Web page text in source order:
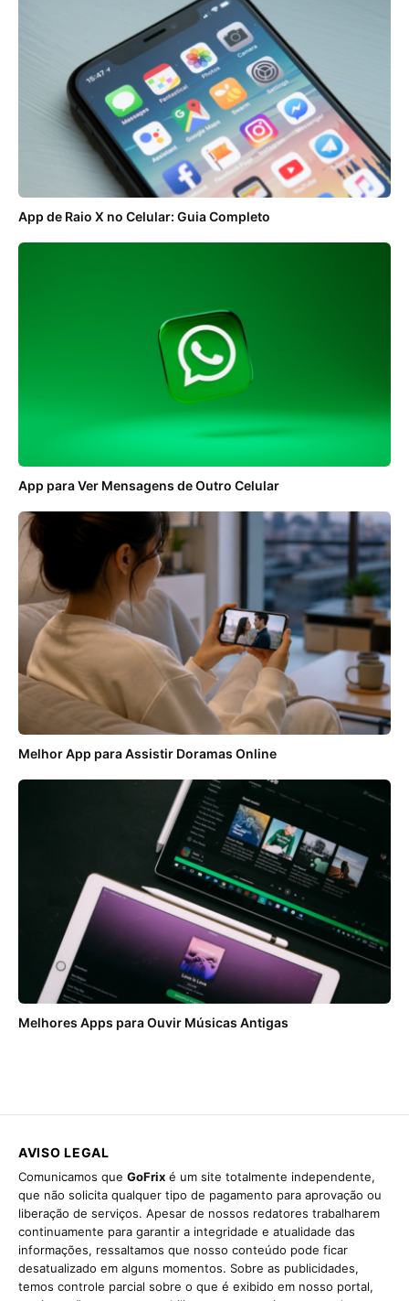
App de Raio X no Celular: Guia Completo
App para Ver Mensagens de Outro Celular
Melhor App para Assistir Doramas Online
Melhores Apps para Ouvir Músicas Antigas
AVISO LEGAL
Comunicamos que GoFrix é um site totalmente independente,
que não solicita qualquer tipo de pagamento para aprovação ou
liberação de serviços. Apesar de nossos redatores trabalharem
continuamente para garantir a integridade e atualidade das
informações, ressaltamos que nosso conteúdo pode ficar
desatualizado em alguns momentos. Sobre as publicidades,
temos controle parcial sobre o que é exibido em nosso portal,